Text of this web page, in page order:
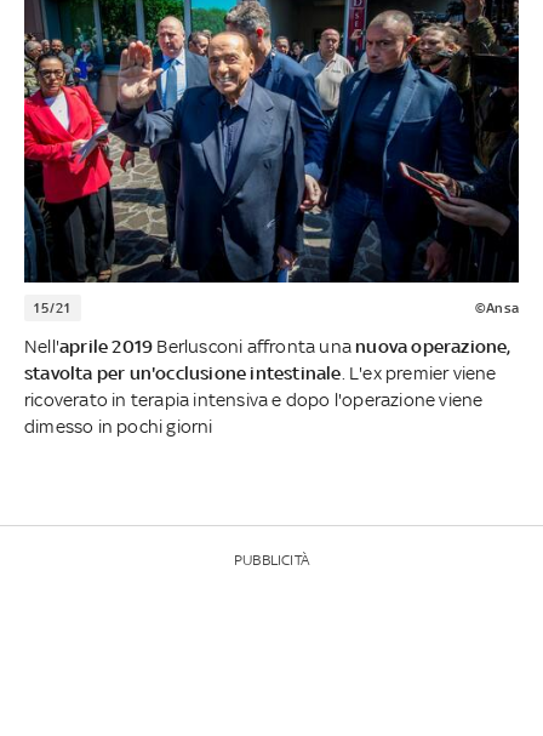
15/21 ©Ansa
Nell'aprile 2019 Berlusconi affronta una nuova operazione,
stavolta per un'occlusione intestinale . L'ex premier viene
ricoverato in terapia intensiva e dopo l'operazione viene
dimesso in pochi giorni
PUBBLICITÀ